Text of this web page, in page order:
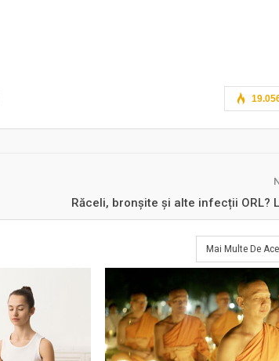
Răceli, bronșite şi alte infecții ORL?
Mai Multe De